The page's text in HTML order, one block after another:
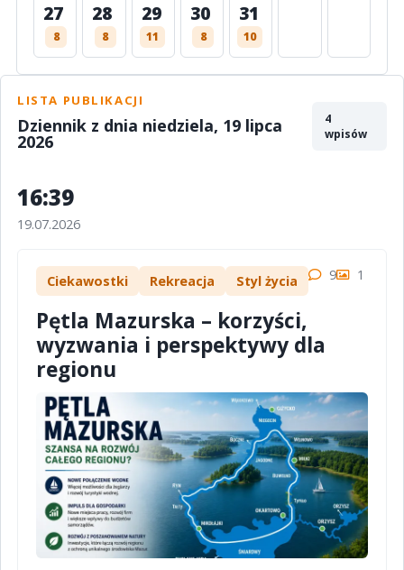
27
8
28
8
29
11
30
8
31
10
LISTA PUBLIKACJI
Dziennik z dnia niedziela, 19 lipca
2026
4
wpisów
16:39
19.07.2026
Ciekawostki Rekreacja Styl życia 9 1
Pętla Mazurska – korzyści,
wyzwania i perspektywy dla
regionu